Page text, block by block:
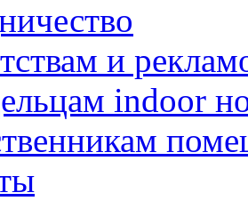
и
indoor